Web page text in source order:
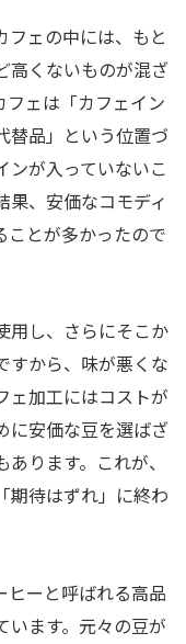
フェの中には、もと
高くないものが混ざ
フェは「カフェイン
替品」という位置づ
ンが入っていないこ
果、安価なコモディ
ことが多かったので
用し、さらにそこか
すから、味が悪くな
ェ加工にはコストが
に安価な豆を選ばざ
ります。これが、
期待はずれ」に終わ
ヒーと呼ばれる高品
います。元々の豆が